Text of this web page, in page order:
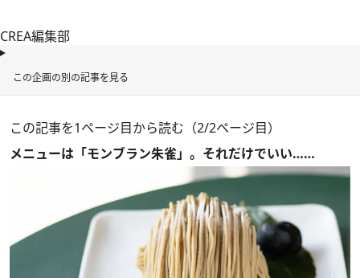
CREA編集部
この企画の別の記事を見る
この記事を1ページ目から読む（2/2ページ目）
メニューは「モンブラン朱雀」。それだけでいい……